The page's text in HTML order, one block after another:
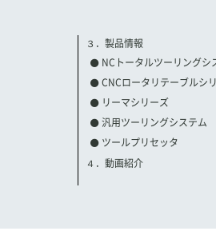
３．製品情報
NCトータルツーリングシ
CNCロータリテーブルシ
リーマシリーズ
汎用ツーリングシステム
ツールプリセッタ
４．動画紹介